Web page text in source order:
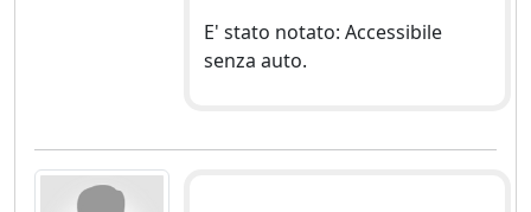
E' stato notato: Accessibile
senza auto.